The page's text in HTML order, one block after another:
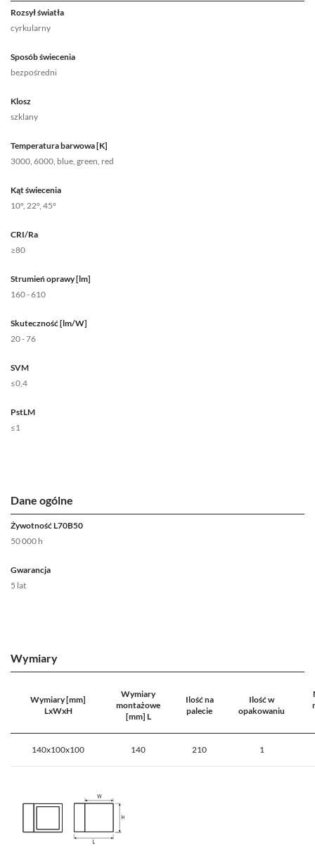
Rozsył światła
cyrkularny
Sposób świecenia
bezpośredni
Klosz
szklany
Temperatura barwowa [K]
3000, 6000, blue, green, red
Kąt świecenia
10°, 22°, 45°
CRI/Ra
≥80
Strumień oprawy [lm]
160 - 610
Skuteczność [lm/W]
20 - 76
SVM
≤0,4
PstLM
≤1
Dane ogólne
Żywotność L70B50
50 000 h
Gwarancja
5 lat
Wymiary
Wymiary [mm]
LxWxH
Wymiary
montażowe
[mm] L
Ilość na
palecie
Ilość w
opakowaniu
140x100x100 140 210 1